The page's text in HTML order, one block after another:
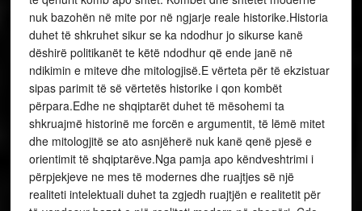
nuk bazohën në mite por në ngjarje reale historike.Historia
duhet të shkruhet sikur se ka ndodhur jo sikurse kanë
dëshirë politikanët te këtë ndodhur që ende janë në
ndikimin e miteve dhe mitologjisë.E vërteta për të ekzistuar
sipas parimit të së vërtetës historike i qon kombët
përpara.Edhe ne shqiptarët duhet të mësohemi ta
shkruajmë historinë me forcën e argumentit, të lëmë mitet
dhe mitologjitë se ato asnjëherë nuk kanë qenë pjesë e
orientimit të shqiptarëve.Nga pamja apo këndveshtrimi i
përpjekjeve ne mes të modernes dhe ruajtjes së një
realiteti intelektuali duhet ta zgjedh ruajtjën e realitetit për